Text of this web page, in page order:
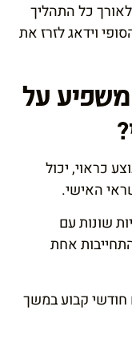
כל התהליך
וידאג לזרז את
משפיע על
כראוי, יכול
האישי.
שונות עם
אחת
קבוע במשך